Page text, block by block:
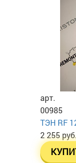
арт.
00985
ТЭН RF
2 255 руб.